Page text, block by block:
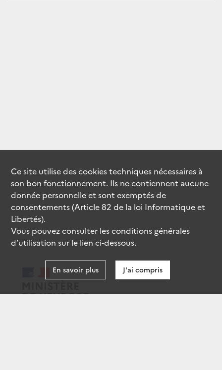
Ce site utilise descookiestechniques nécessaires à
son bon fonctionnement. Ils ne contiennent aucune
donnée personnelle et sont exemptés de
consentements (Article 82 de la loi Informatique et
Libertés).
Vous pouvez consulter les conditions générales
d’utilisation sur le lien ci-dessous.
En savoir plus J'ai compris